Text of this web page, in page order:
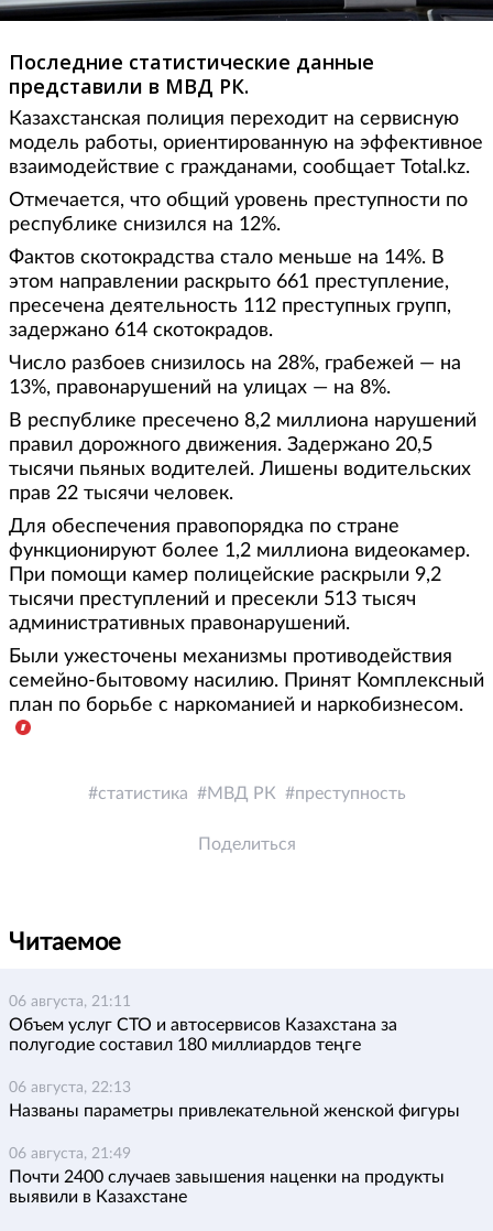
Последние статистические данные
представили в МВД РК.
Казахстанская полиция переходит на сервисную
модель работы, ориентированную на эффективное
взаимодействие с гражданами, сообщает Total.kz.
Отмечается, что общий уровень преступности по
республике снизился на 12%.
Фактов скотокрадства стало меньше на 14%. В
этом направлении раскрыто 661 преступление,
пресечена деятельность 112 преступных групп,
задержано 614 скотокрадов.
Число разбоев снизилось на 28%, грабежей — на
13%, правонарушений на улицах — на 8%.
В республике пресечено 8,2 миллиона нарушений
правил дорожного движения. Задержано 20,5
тысячи пьяных водителей. Лишены водительских
прав 22 тысячи человек.
Для обеспечения правопорядка по стране
функционируют более 1,2 миллиона видеокамер.
При помощи камер полицейские раскрыли 9,2
тысячи преступлений и пресекли 513 тысяч
административных правонарушений.
Были ужесточены механизмы противодействия
семейно-бытовому насилию. Принят Комплексный
план по борьбе с наркоманией и наркобизнесом.
статистика МВД РК преступность
Поделиться
Читаемое
06 августа, 21:11
Объем услуг СТО и автосервисов Казахстана за
полугодие составил 180 миллиардов теңге
06 августа, 22:13
Названы параметры привлекательной женской фигуры
06 августа, 21:49
Почти 2400 случаев завышения наценки на продукты
выявили в Казахстане